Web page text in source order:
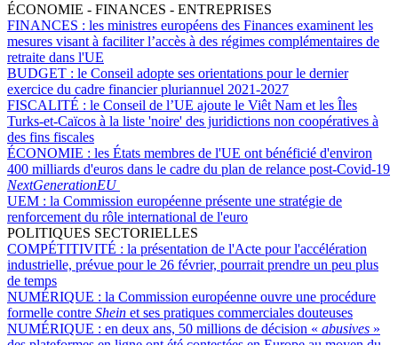
ÉCONOMIE - FINANCES - ENTREPRISES
FINANCES : les ministres européens des Finances examinent les
mesures visant à faciliter l’accès à des régimes complémentaires de
retraite dans l'UE
BUDGET : le Conseil adopte ses orientations pour le dernier
exercice du cadre financier pluriannuel 2021-2027
FISCALITÉ : le Conseil de l’UE ajoute le Viêt Nam et les Îles
Turks-et-Caïcos à la liste 'noire' des juridictions non coopératives à
des fins fiscales
ÉCONOMIE : les États membres de l'UE ont bénéficié d'environ
400 milliards d'euros dans le cadre du plan de relance post-Covid-19
NextGenerationEU
UEM : la Commission européenne présente une stratégie de
renforcement du rôle international de l'euro
POLITIQUES SECTORIELLES
COMPÉTITIVITÉ : la présentation de l'Acte pour l'accélération
industrielle, prévue pour le 26 février, pourrait prendre un peu plus
de temps
NUMÉRIQUE : la Commission européenne ouvre une procédure
formelle contre Shein et ses pratiques commerciales douteuses
NUMÉRIQUE : en deux ans, 50 millions de décision « abusives »